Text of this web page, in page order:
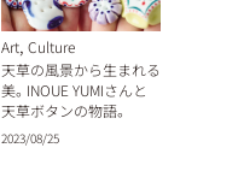
Art, Culture
天草の風景から生まれる
美。INOUE YUMIさんと
天草ボタンの物語。
2023/08/25